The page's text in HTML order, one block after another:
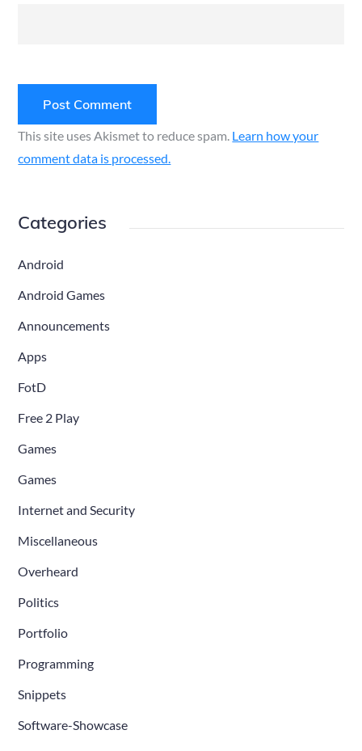
This site uses Akismet to reduce spam. Learn how your
comment data is processed.
Categories
Android
Android Games
Announcements
Apps
FotD
Free 2 Play
Games
Games
Internet and Security
Miscellaneous
Overheard
Politics
Portfolio
Programming
Snippets
Software-Showcase